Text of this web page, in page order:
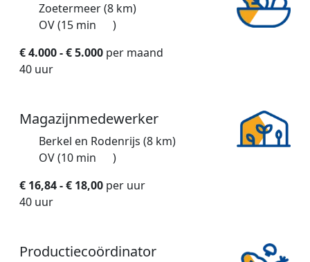
Zoetermeer (8 km)
OV (15 min
)
€ 4.000 - € 5.000 per maand
40 uur
Magazijnmedewerker
Berkel en Rodenrijs (8 km)
OV (10 min
)
€ 16,84 - € 18,00 per uur
40 uur
Productiecoördinator